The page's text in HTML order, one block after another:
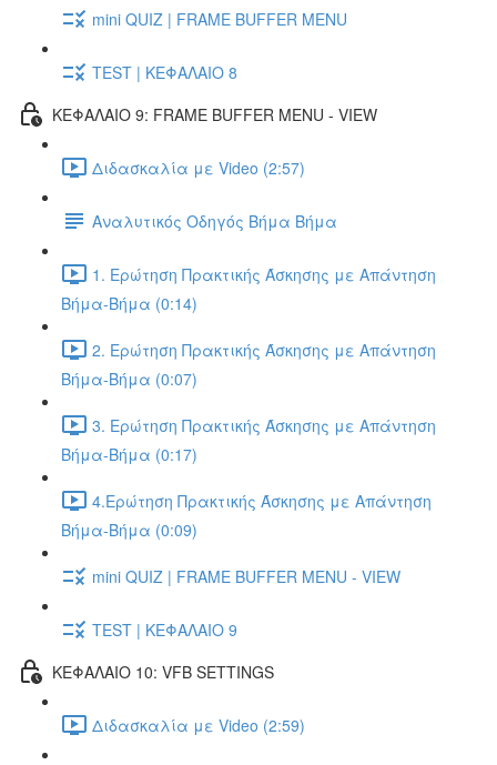
mini QUIZ | FRAME BUFFER MENU
TEST | ΚΕΦΑΛΑΙΟ 8
ΚΕΦΑΛΑΙΟ 9: FRAME BUFFER MENU - VIEW
Διδασκαλία με Video (2:57)
Αναλυτικός Οδηγός Βήμα Βήμα
1. Ερώτηση Πρακτικής Άσκησης με Απάντηση
Βήμα-Βήμα (0:14)
2. Ερώτηση Πρακτικής Άσκησης με Απάντηση
Βήμα-Βήμα (0:07)
3. Ερώτηση Πρακτικής Άσκησης με Απάντηση
Βήμα-Βήμα (0:17)
4.Ερώτηση Πρακτικής Άσκησης με Απάντηση
Βήμα-Βήμα (0:09)
mini QUIZ | FRAME BUFFER MENU - VIEW
TEST | ΚΕΦΑΛΑΙΟ 9
ΚΕΦΑΛΑΙΟ 10: VFB SETTINGS
Διδασκαλία με Video (2:59)